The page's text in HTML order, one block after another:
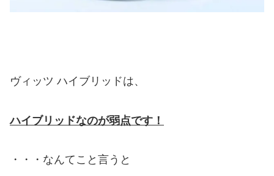
ヴィッツ ハイブリッドは、
ハイブリッドなのが弱点です！
・・・なんてこと言うと